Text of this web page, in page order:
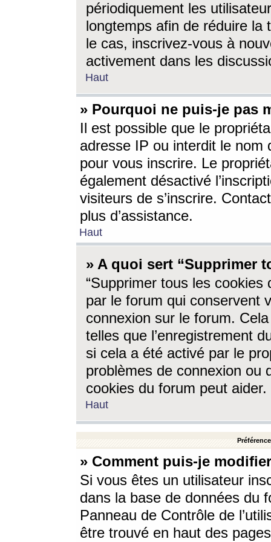
périodiquement les
longtemps afin de réduire la
le cas, inscrivez-vous à
activement dans les
Haut
» Pourquoi ne puis-je pas
Il est possible que le
adresse IP ou interdit le nom
pour vous inscrire. Le
également désactivé
visiteurs de s’inscrire.
plus d’assistance.
Haut
» A quoi sert “Supprimer
“Supprimer tous les cookies
par le forum qui conservent
connexion sur le forum.
telles que l’enregistrement
si cela a été activé par le
problèmes de connexion ou
cookies du forum peut aider.
Haut
» Comment puis-je
Si vous êtes un utilisateur
dans la base de données du
Panneau de Contrôle de
être trouvé en haut des